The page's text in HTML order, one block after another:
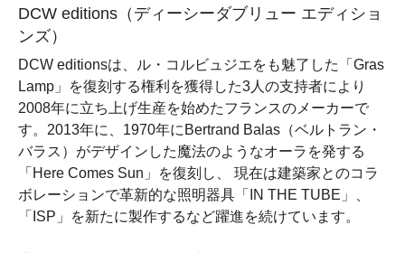
DCW editions（ディーシーダブリュー エディショ
ンズ）
DCW editionsは、ル・コルビュジエをも魅了した「Gras
Lamp」を復刻する権利を獲得した3人の支持者により
2008年に立ち上げ生産を始めたフランスのメーカーで
す。2013年に、1970年にBertrand Balas（ベルトラン・
バラス）がデザインした魔法のようなオーラを発する
「Here Comes Sun」を復刻し、 現在は建築家とのコラ
ボレーションで革新的な照明器具「IN THE TUBE」、
「ISP」を新たに製作するなど躍進を続けています。